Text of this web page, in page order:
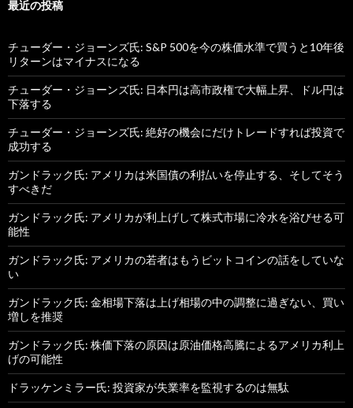
最近の投稿
チューダー・ジョーンズ氏: S&P 500を今の株価水準で買うと10年後
リターンはマイナスになる
チューダー・ジョーンズ氏: 日本円は高市政権で大幅上昇、ドル円は
下落する
チューダー・ジョーンズ氏: 絶好の機会にだけトレードすれば投資で
成功する
ガンドラック氏: アメリカは米国債の利払いを停止する、そしてそう
すべきだ
ガンドラック氏: アメリカが利上げして株式市場に冷水を浴びせる可
能性
ガンドラック氏: アメリカの若者はもうビットコインの話をしていな
い
ガンドラック氏: 金相場下落は上げ相場の中の調整に過ぎない、買い
増しを推奨
ガンドラック氏: 株価下落の原因は原油価格高騰によるアメリカ利上
げの可能性
ドラッケンミラー氏: 投資家が失業率を監視するのは無駄